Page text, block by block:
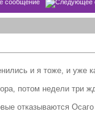
и я тоже, и уже
потом недели три
отказываются